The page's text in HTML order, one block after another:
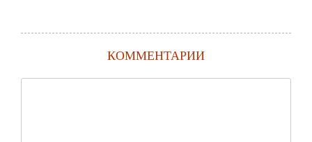
КОММЕНТАРИИ